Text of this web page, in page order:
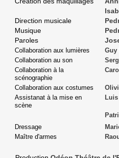
Direction musicale
Musique
Paroles
Collaboration aux lumières
Guy
Collaboration au son
Collaboration à la
scénographie
Collaboration aux costumes
Assistanat à la mise en
scène
Dressage
Maître d'armes